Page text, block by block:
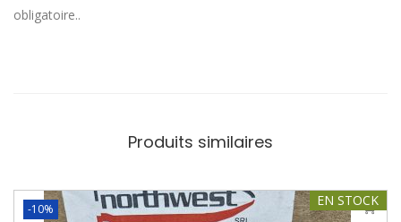
obligatoire..
Produits similaires
EN STOCK
-10%